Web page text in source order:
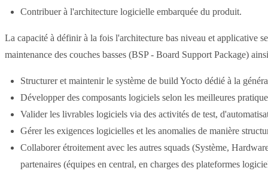
Contribuer à l'architecture logicielle embarquée du produit.
La capacité à définir à la fois l'architecture bas niveau et applicative
maintenance des couches basses (BSP - Board Support Package)
Structurer et maintenir le système de build Yocto dédié à la
Développer des composants logiciels selon les meilleures
Valider les livrables logiciels via des activités de test,
Gérer les exigences logicielles et les anomalies de manière
Collaborer étroitement avec les autres squads (Système,
partenaires (équipes en central, en charges des plateformes